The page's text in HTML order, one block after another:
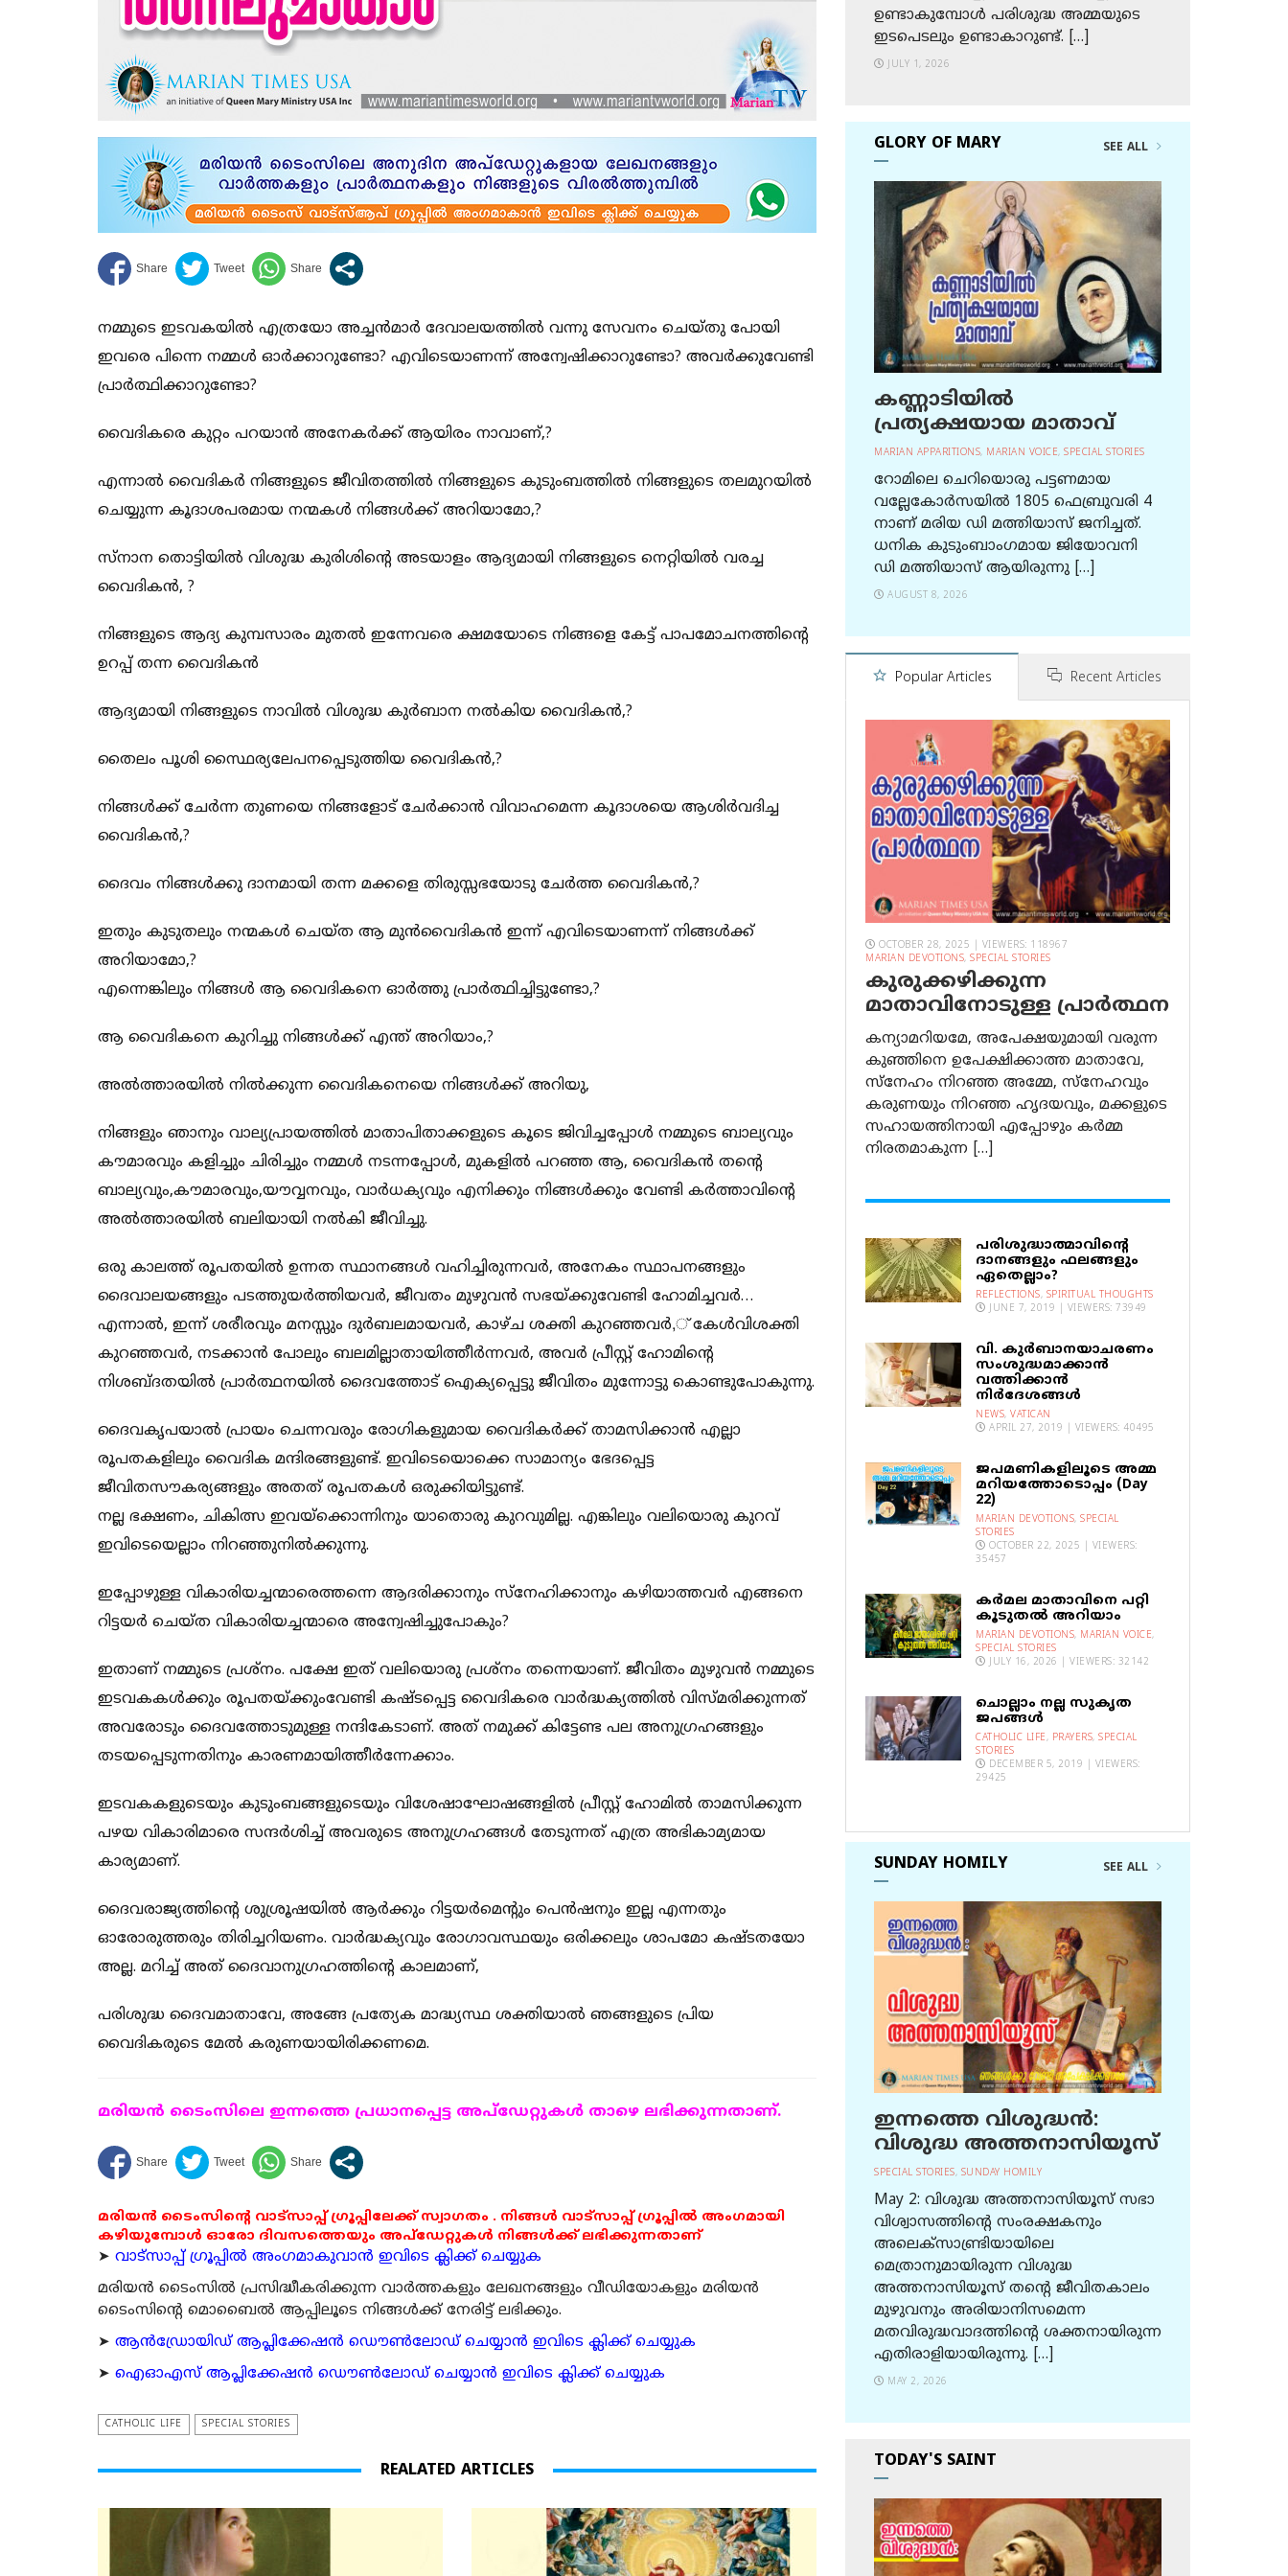
നമ്മുടെ ഇടവകയില്‍ എത്രയോ അച്ചന്‍മാര്‍ ദേവാലയത്തില്‍ വന്നു സേവനം ചെയ്തു പോയി
ഇവരെ പിന്നെ നമ്മള്‍ ഓര്‍ക്കാറുണ്ടോ? എവിടെയാണന്ന് അന്വേഷിക്കാറുണ്ടോ? അവര്‍ക്കുവേണ്ടി
പ്രാര്‍ത്ഥിക്കാറുണ്ടോ?
വൈദികരെ കുറ്റം പറയാന്‍ അനേകര്‍ക്ക് ആയിരം നാവാണ്,?
എന്നാല്‍ വൈദികര്‍ നിങ്ങളുടെ ജീവിതത്തില്‍ നിങ്ങളുടെ കുടുംബത്തില്‍ നിങ്ങളുടെ തലമുറയില്‍
ചെയ്യുന്ന കൂദാശപരമായ നന്മകള്‍ നിങ്ങള്‍ക്ക് അറിയാമോ,?
സ്നാന തൊട്ടിയില്‍ വിശുദ്ധ കുരിശിന്റെ അടയാളം ആദ്യമായി നിങ്ങളുടെ നെറ്റിയില്‍ വരച്ച
വൈദികന്‍, ?
നിങ്ങളുടെ ആദ്യ കുമ്പസാരം മുതല്‍ ഇന്നേവരെ ക്ഷമയോടെ നിങ്ങളെ കേട്ട് പാപമോചനത്തിന്റെ
ഉറപ്പ് തന്ന വൈദികന്‍
ആദ്യമായി നിങ്ങളുടെ നാവില്‍ വിശുദ്ധ കുര്‍ബാന നല്‍കിയ വൈദികന്‍,?
തൈലം പൂശി സ്ഥൈര്യലേപനപ്പെടുത്തിയ വൈദികന്‍,?
നിങ്ങള്‍ക്ക് ചേര്‍ന്ന തുണയെ നിങ്ങളോട് ചേര്‍ക്കാന്‍ വിവാഹമെന്ന കൂദാശയെ ആശിര്‍വദിച്ച
വൈദികന്‍,?
ദൈവം നിങ്ങള്‍ക്കു ദാനമായി തന്ന മക്കളെ തിരുസ്സഭയോടു ചേര്‍ത്ത വൈദികന്‍,?
ഇതും കുടുതലും നന്മകള്‍ ചെയ്ത ആ മുന്‍വൈദികന്‍ ഇന്ന് എവിടെയാണന്ന് നിങ്ങള്‍ക്ക്
അറിയാമോ,?
എന്നെങ്കിലും നിങ്ങള്‍ ആ വൈദികനെ ഓര്‍ത്തു പ്രാര്‍ത്ഥിച്ചിട്ടുണ്ടോ,?
ആ വൈദികനെ കുറിച്ചു നിങ്ങള്‍ക്ക് എന്ത് അറിയാം,?
അല്‍ത്താരയില്‍ നില്‍ക്കുന്ന വൈദികനെയെ നിങ്ങള്‍ക്ക് അറിയു,
നിങ്ങളും ഞാനും വാല്യപ്രായത്തില്‍ മാതാപിതാക്കളുടെ കൂടെ ജിവിച്ചപ്പോള്‍ നമ്മുടെ ബാല്യവും
കൗമാരവും കളിച്ചും ചിരിച്ചും നമ്മള്‍ നടന്നപ്പോള്‍, മുകളില്‍ പറഞ്ഞ ആ, വൈദികന്‍ തന്റെ
ബാല്യവും,കൗമാരവും,യൗവ്വനവും, വാര്‍ധക്യവും എനിക്കും നിങ്ങള്‍ക്കും വേണ്ടി കര്‍ത്താവിന്റെ
അല്‍ത്താരയില്‍ ബലിയായി നല്‍കി ജീവിച്ചു.
ഒരു കാലത്ത് രൂപതയില്‍ ഉന്നത സ്ഥാനങ്ങള്‍ വഹിച്ചിരുന്നവര്‍, അനേകം സ്ഥാപനങ്ങളും
ദൈവാലയങ്ങളും പടത്തുയര്‍ത്തിയവര്‍, ജീവതം മുഴുവന്‍ സഭയ്ക്കുവേണ്ടി ഹോമിച്ചവര്‍…
എന്നാല്‍, ഇന്ന് ശരീരവും മനസ്സും ദുര്‍ബലമായവര്‍, കാഴ്ച ശക്തി കുറഞ്ഞവര്‍,് കേള്‍വിശക്തി
കുറഞ്ഞവര്‍, നടക്കാന്‍ പോലും ബലമില്ലാതായിത്തീര്‍ന്നവര്‍, അവര്‍ പ്രീസ്റ്റ് ഹോമിന്റെ
നിശബ്ദതയില്‍ പ്രാര്‍ത്ഥനയില്‍ ദൈവത്തോട് ഐക്യപ്പെട്ടു ജീവിതം മുന്നോട്ടു കൊണ്ടുപോകുന്നു.
ദൈവകൃപയാല്‍ പ്രായം ചെന്നവരും രോഗികളുമായ വൈദികര്‍ക്ക് താമസിക്കാന്‍ എല്ലാ
രൂപതകളിലും വൈദിക മന്ദിരങ്ങളുണ്ട്. ഇവിടെയൊക്കെ സാമാന്യം ഭേദപ്പെട്ട
ജീവിതസൗകര്യങ്ങളും അതത് രൂപതകള്‍ ഒരുക്കിയിട്ടുണ്ട്.
നല്ല ഭക്ഷണം, ചികിത്സ ഇവയ്‌ക്കൊന്നിനും യാതൊരു കുറവുമില്ല. എങ്കിലും വലിയൊരു കുറവ്
ഇവിടെയെല്ലാം നിറഞ്ഞുനില്‍ക്കുന്നു.
ഇപ്പോഴുള്ള വികാരിയച്ചന്മാരെത്തന്നെ ആദരിക്കാനും സ്‌നേഹിക്കാനും കഴിയാത്തവര്‍ എങ്ങനെ
റിട്ടയര്‍ ചെയ്ത വികാരിയച്ചന്മാരെ അന്വേഷിച്ചുപോകും?
ഇതാണ് നമ്മുടെ പ്രശ്‌നം. പക്ഷേ ഇത് വലിയൊരു പ്രശ്‌നം തന്നെയാണ്. ജീവിതം മുഴുവന്‍ നമ്മുടെ
ഇടവകകള്‍ക്കും രൂപതയ്ക്കുംവേണ്ടി കഷ്ടപ്പെട്ട വൈദികരെ വാര്‍ദ്ധക്യത്തില്‍ വിസ്മരിക്കുന്നത്
അവരോടും ദൈവത്തോടുമുള്ള നന്ദികേടാണ്. അത് നമുക്ക് കിട്ടേണ്ട പല അനുഗ്രഹങ്ങളും
തടയപ്പെടുന്നതിനും കാരണമായിത്തീര്‍ന്നേക്കാം.
ഇടവകകളുടെയും കുടുംബങ്ങളുടെയും വിശേഷാഘോഷങ്ങളില്‍ പ്രീസ്റ്റ് ഹോമില്‍ താമസിക്കുന്ന
പഴയ വികാരിമാരെ സന്ദര്‍ശിച്ച് അവരുടെ അനുഗ്രഹങ്ങള്‍ തേടുന്നത് എത്ര അഭികാമ്യമായ
കാര്യമാണ്.
ദൈവരാജ്യത്തിന്റെ ശുശ്രൂഷയില്‍ ആര്‍ക്കും റിട്ടയര്‍മെന്റും പെന്‍ഷനും ഇല്ല എന്നതും
ഓരോരുത്തരും തിരിച്ചറിയണം. വാര്‍ദ്ധക്യവും രോഗാവസ്ഥയും ഒരിക്കലും ശാപമോ കഷ്ടതയോ
അല്ല. മറിച്ച് അത് ദൈവാനുഗ്രഹത്തിന്റെ കാലമാണ്,
പരിശുദ്ധ ദൈവമാതാവേ, അങ്ങേ പ്രത്യേക മാദ്ധ്യസ്ഥ ശക്തിയാല്‍ ഞങ്ങളുടെ പ്രിയ
വൈദികരുടെ മേല്‍ കരുണയായിരിക്കണമെ.
മരിയന്‍ ടൈംസിലെ ഇന്നത്തെ പ്രധാനപ്പെട്ട അപ്ഡേറ്റുകള്‍ താഴെ ലഭിക്കുന്നതാണ്.
മരിയൻ ടൈംസിന്റെ വാട്സാപ്പ് ഗ്രൂപ്പിലേക്ക് സ്വാഗതം . നിങ്ങൾ വാട്സാപ്പ് ഗ്രൂപ്പിൽ അംഗമായി
കഴിയുമ്പോൾ ഓരോ ദിവസത്തെയും അപ്ഡേറ്റുകൾ നിങ്ങൾക്ക് ലഭിക്കുന്നതാണ്
➤ വാട്സാപ്പ് ഗ്രൂപ്പിൽ അംഗമാകുവാൻ ഇവിടെ ക്ലിക്ക് ചെയ്യുക
മരിയന്‍ ടൈംസില്‍ പ്രസിദ്ധീകരിക്കുന്ന വാര്‍ത്തകളും ലേഖനങ്ങളും വീഡിയോകളും മരിയന്‍
ടൈംസിന്റെ മൊബൈല്‍ ആപ്പിലൂടെ നിങ്ങള്‍ക്ക് നേരിട്ട് ലഭിക്കും.
➤ ആന്‍ഡ്രോയിഡ് ആപ്ലിക്കേഷന്‍ ഡൌണ്‍ലോഡ് ചെയ്യാന്‍ ഇവിടെ ക്ലിക്ക് ചെയ്യുക
➤ ഐഓഎസ് ആപ്ലിക്കേഷന്‍ ഡൌണ്‍ലോഡ് ചെയ്യാന്‍ ഇവിടെ ക്ലിക്ക് ചെയ്യുക
CATHOLIC LIFE SPECIAL STORIES
REALATED ARTICLES
ഉണ്ടാകുമ്പോള്‍ പരിശുദ്ധ അമ്മയുടെ
ഇടപെടലും ഉണ്ടാകാറുണ്ട്. […]
JULY 1, 2026
GLORY OF MARY SEE ALL
കണ്ണാടിയില്‍
പ്രത്യക്ഷയായ മാതാവ്
MARIAN APPARITIONS, MARIAN VOICE, SPECIAL STORIES
റോമിലെ ചെറിയൊരു പട്ടണമായ
വല്ലേകോര്‍സയില്‍ 1805 ഫെബ്രുവരി 4
നാണ് മരിയ ഡി മത്തിയാസ് ജനിച്ചത്.
ധനിക കുടുംബാംഗമായ ജിയോവനി
ഡി മത്തിയാസ് ആയിരുന്നു […]
AUGUST 8, 2026
Popular Articles Recent Articles
OCTOBER 28, 2025 | VIEWERS: 118967
MARIAN DEVOTIONS, SPECIAL STORIES
കുരുക്കഴിക്കുന്ന
മാതാവിനോടുള്ള പ്രാര്‍ത്ഥന
കന്യാമറിയമേ, അപേക്ഷയുമായി വരുന്ന
കുഞ്ഞിനെ ഉപേക്ഷിക്കാത്ത മാതാവേ,
സ്നേഹം നിറഞ്ഞ അമ്മേ, സ്നേഹവും
കരുണയും നിറഞ്ഞ ഹൃദയവും, മക്കളുടെ
സഹായത്തിനായി എപ്പോഴും കർമ്മ
നിരതമാകുന്ന […]
പരിശുദ്ധാത്മാവിന്റെ
ദാനങ്ങളും ഫലങ്ങളും
ഏതെല്ലാം?
REFLECTIONS, SPIRITUAL THOUGHTS
JUNE 7, 2019 | VIEWERS: 73949
വി. കുര്‍ബാനയാചരണം
സംശുദ്ധമാക്കാന്‍
വത്തിക്കാന്‍
നിര്‍ദേശങ്ങള്‍
NEWS, VATICAN
APRIL 27, 2019 | VIEWERS: 40495
ജപമണികളിലൂടെ അമ്മ
മറിയത്തോടൊപ്പം (Day
22)
MARIAN DEVOTIONS, SPECIAL
STORIES
OCTOBER 22, 2025 | VIEWERS:
35457
കര്‍മല മാതാവിനെ പറ്റി
കൂടുതല്‍ അറിയാം
MARIAN DEVOTIONS, MARIAN VOICE,
SPECIAL STORIES
JULY 16, 2026 | VIEWERS: 32142
ചൊല്ലാം നല്ല സുകൃത
ജപങ്ങൾ
CATHOLIC LIFE, PRAYERS, SPECIAL
STORIES
DECEMBER 5, 2019 | VIEWERS:
29425
SUNDAY HOMILY SEE ALL
ഇന്നത്തെ വിശുദ്ധന്‍:
വിശുദ്ധ അത്തനാസിയൂസ്
SPECIAL STORIES, SUNDAY HOMILY
May 2: വിശുദ്ധ അത്തനാസിയൂസ് സഭാ
വിശ്വാസത്തിന്റെ സംരക്ഷകനും
അലെക്സാണ്ട്രിയായിലെ
മെത്രാനുമായിരുന്ന വിശുദ്ധ
അത്തനാസിയൂസ് തന്റെ ജീവിതകാലം
മുഴുവനും അരിയാനിസമെന്ന
മതവിരുദ്ധവാദത്തിന്റെ ശക്തനായിരുന്ന
എതിരാളിയായിരുന്നു. […]
MAY 2, 2026
TODAY'S SAINT